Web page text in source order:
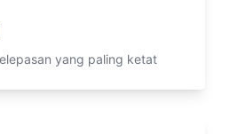
yang paling ketat